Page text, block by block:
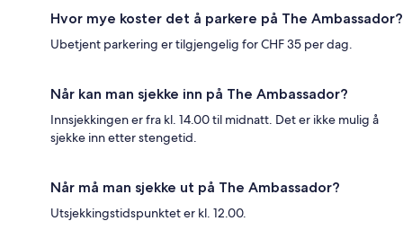
Hvor mye koster det å parkere på The Ambassador?
Ubetjent parkering er tilgjengelig for CHF 35 per dag.
Når kan man sjekke inn på The Ambassador?
Innsjekkingen er fra kl. 14.00 til midnatt. Det er ikke mulig å
sjekke inn etter stengetid.
Når må man sjekke ut på The Ambassador?
Utsjekkingstidspunktet er kl. 12.00.